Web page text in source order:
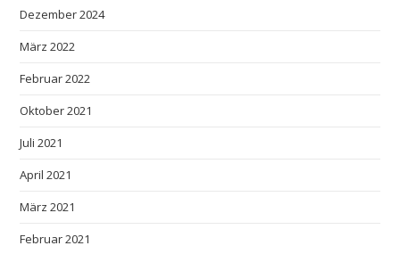
Dezember 2024
März 2022
Februar 2022
Oktober 2021
Juli 2021
April 2021
März 2021
Februar 2021